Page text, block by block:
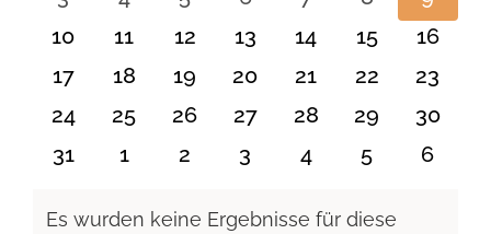
Veranstaltungen
Veranstaltungen
Veranstaltungen
Veranstaltungen
Veranstaltungen
0
Veranstaltungen
10
0
Veranstaltungen
11
0
Veranstaltungen
12
0
Veranstaltungen
13
0
Veranstaltungen
14
0
15
0
16
0
Veranstaltungen
17
0
Veranstaltungen
18
0
Veranstaltungen
19
0
Veranstaltungen
20
0
Veranstaltungen
21
0
22
0
23
0
Veranstaltungen
24
0
Veranstaltungen
25
0
Veranstaltungen
26
0
Veranstaltungen
27
0
Veranstaltungen
28
0
29
0
30
0
31
0
1
0
2
0
3
0
4
0
5
0
6
Es wurden keine Ergebnisse für diese